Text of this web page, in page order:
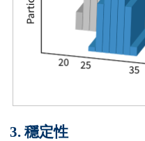
3. 穩定性